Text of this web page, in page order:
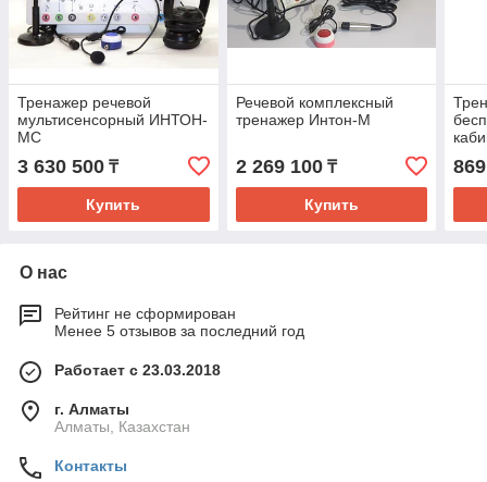
Тренажер речевой
мультисенсорный ИНТОН-
МС
3 630 500 ₸
Купить
Речевой комплексный
тренажер Интон-М
2 269 100₸
Купить
О нас
Рейтинг не сформирован
Менее 5 отзывов за последний год
Работает с 23.03.2018
г. Алматы
Алматы, Казахстан
Контакты